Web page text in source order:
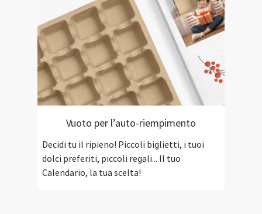
Vuoto per l’auto-riempimento
Decidi tu il ripieno! Piccoli biglietti, i tuoi
dolci preferiti, piccoli regali... Il tuo
Calendario, la tua scelta!